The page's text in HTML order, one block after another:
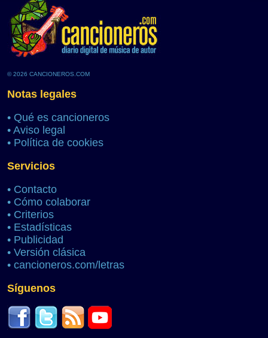
© 2026 CANCIONEROS.COM
Notas legales
• Qué es cancioneros
• Aviso legal
• Política de cookies
Servicios
• Contacto
• Cómo colaborar
• Criterios
• Estadísticas
• Publicidad
• Versión clásica
• cancioneros.com/letras
Síguenos